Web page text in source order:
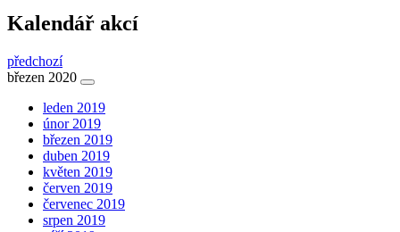
Kalendář akcí
předchozí
březen 2020
leden 2019
únor 2019
březen 2019
duben 2019
květen 2019
červen 2019
červenec 2019
srpen 2019